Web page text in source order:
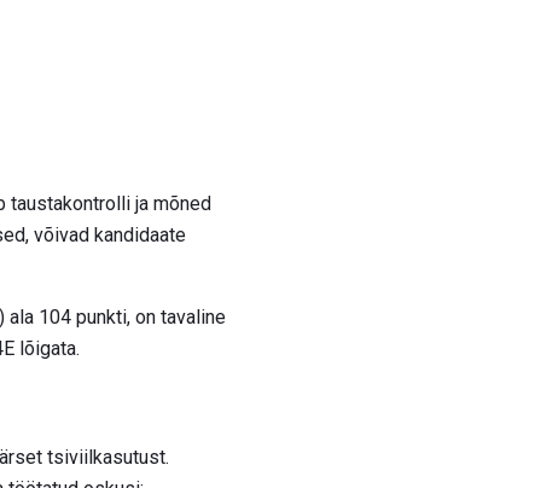
taustakontrolli ja mõned
võivad kandidaate
104 punkti, on tavaline
lõigata.
tsiviilkasutust.